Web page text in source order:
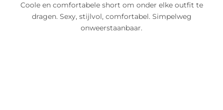
Coole en comfortabele short om onder elke outfit te
dragen. Sexy, stijlvol, comfortabel. Simpelweg
onweerstaanbaar.